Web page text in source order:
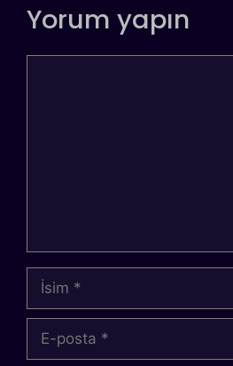
Yorum yapın
İsim
posta